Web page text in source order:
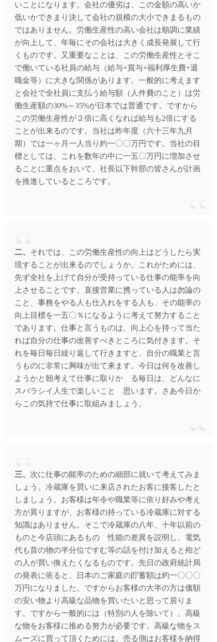
いことになります。会社の優劣は、この金額の高いか
低いかできまり決して会社の規模の大小できまるもの
ではありません。労働生産性の高い会社は順調に業績
が向上して、年毎にその会社は大きく成長発展して行
くものです。又重要なことは、この労働生産性とそこ
で働いている社員の給与（給与+賞与+福利厚生費+退
職金等）に大きな関係があります。一般的に考えます
と会社で全社員に支払う給与額（人件費のこと）は労
働生産額の30%～35%が日本では普通です。ですから
この労働生産性が２倍に高くなれば給与も2倍にする
ことが出来るのです。当社は昨年度（六十三年九月
期）では一ヶ月一人当り約一〇〇万円です。当社の目
標としては、これを数年の中に一五〇万円に増加させ
ることに重点をおいて、社長以下幹部の皆さんが計画
を推進しているところです。
二、 それでは、この労働生産性の向上はどうしたら実
現することが出来るのでしょうか。これがためには、
先ず全社を上げて自分が受持っている仕事の能率を向
上させることです。直接営業に携っている人は勿論の
こと、事務をやる人も仕入れをする人も、その能率の
向上目標を一五〇％になるように考えて努力すること
であります。仕事と言うものは、向上心を持って当た
れば自分の仕事の改善すべきところに気付きます。そ
れを毎日毎日繰り返して行きますと、自分の職業と言
うものに非常に興味が出て来ます。今日は何を改善し
ようかと朝考えて仕事に取りかゝる毎日は、どんなに
スバラシイ人生で楽しいことゝ思います。さあ今日か
らこの気持で仕事に取組みましょう。
三、 次に仕事の能率のための細部に就いて考えてみま
しょう。冷蔵庫を買いに来店されたお客に接客したと
しましょう。お客様は年令や職業等に依り好みや考え
方が異りますが、お客様の持っている冷蔵庫に対する
知識はありません。そこで冷蔵庫の八年、十年以前の
ものと今店頭にあるものゝ性能の差異を説明し、電気
代も昔の物の半分位ですむ等の話を付け加えると殆ど
の人が買い換えたくなるものです。先日の政府統計局
の発表に依ると、日本のご家庭の貯蓄額は約一〇〇〇
万円になりました。ですからお客様の大半の方は価額
の安い物より高級な品物を買いたいと思って居りま
す。ですから一般的には（特別の人を除いて）、高級
な物をお客様に推める努力が必要です。高級な物をス
ムーズに買って頂くためには、売る側はお客様を納得